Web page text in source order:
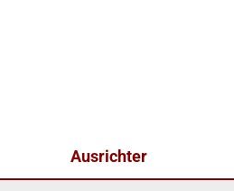
Ausrichter